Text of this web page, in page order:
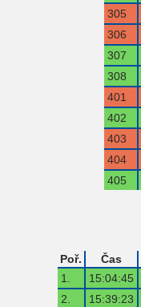
305
306
307
308
401
402
403
404
405
Poř. Čas
1.
15:04:45
2.
15:39:23